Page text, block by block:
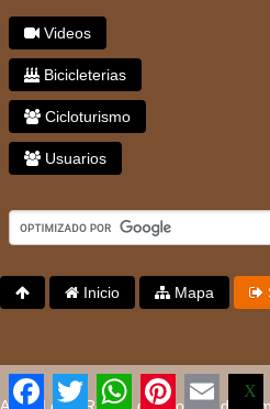
Videos
Bicicleterias
Cicloturismo
Usuarios
Inicio Mapa
Facebook
Twitter WhatsApp
PinterestEmail
X